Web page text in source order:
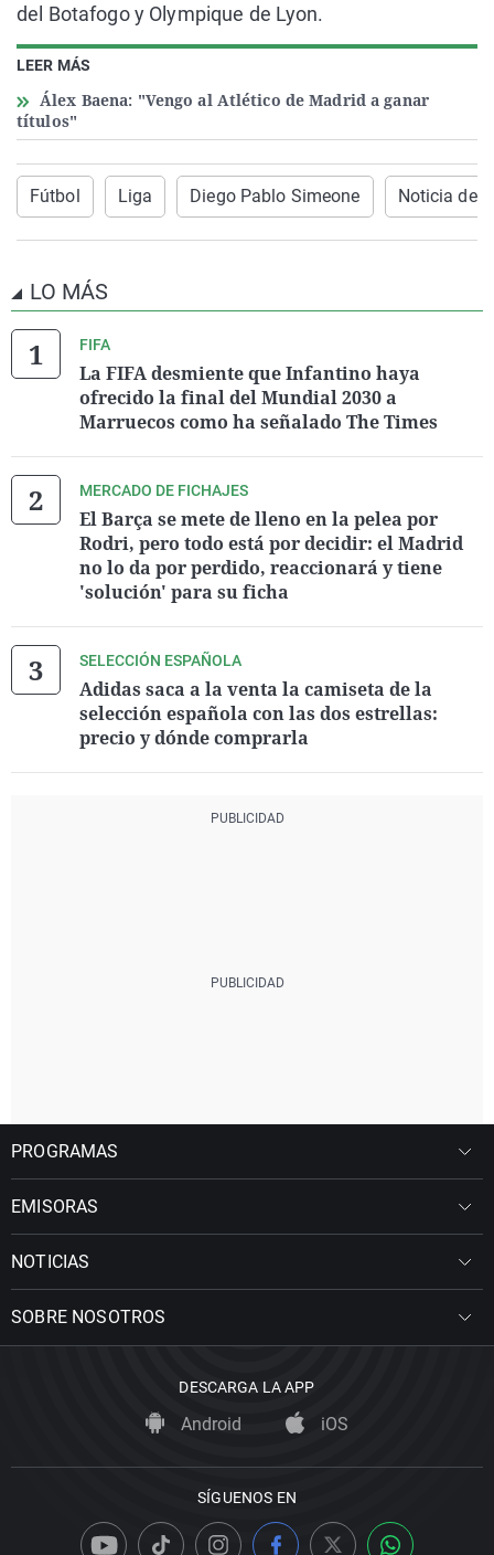
LEER MÁS
Álex Baena: "Vengo al Atlético de Madrid a ganar
títulos"
del Botafogo y Olympique de Lyon.
Fútbol Liga Diego Pablo Simeone Noticia de
LO MÁS
FIFA
La FIFA desmiente que Infantino haya
ofrecido la final del Mundial 2030 a
Marruecos como ha señalado The Times
MERCADO DE FICHAJES
El Barça se mete de lleno en la pelea por
Rodri, pero todo está por decidir: el Madrid
no lo da por perdido, reaccionará y tiene
'solución' para su ficha
SELECCIÓN ESPAÑOLA
Adidas saca a la venta la camiseta de la
selección española con las dos estrellas:
precio y dónde comprarla
PROGRAMAS
EMISORAS
NOTICIAS
SOBRE NOSOTROS
DESCARGA LA APP
Android iOS
SÍGUENOS EN